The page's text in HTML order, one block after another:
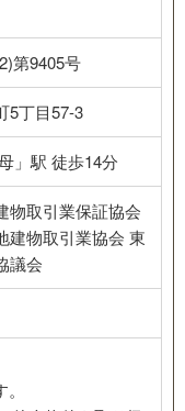
第9405号
5丁目57-3
」駅 徒歩14分
物取引業保証協会
建物取引業協会 東
議会